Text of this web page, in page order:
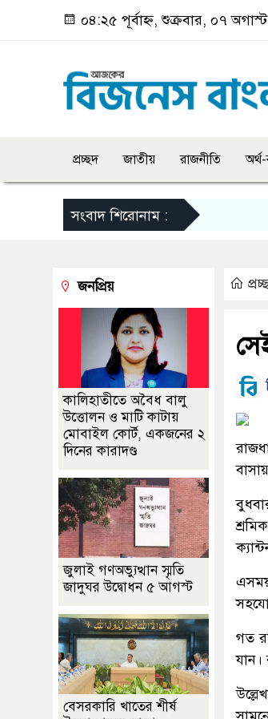
০৪:২৫ পূর্বাহ্ন, শুক্রবার, ০৭
প্রচ্ছদ জাতীয় রাজনীতি
সংবাদ শিরোনাম :
গত
যান।
জনপ্রিয়
কালিহাতীতে অবৈধ বালু
উত্তোলন ও মাটি কাটায়
মোবাইল কোর্ট, একজনের ২
দিনের কারাদণ্ড
জুলাই গণঅভ্যুত্থান স্মৃতি
জাদুঘর উদ্বোধন ৫ আগস্ট
বেসরকারি খাতের শীর্ষ